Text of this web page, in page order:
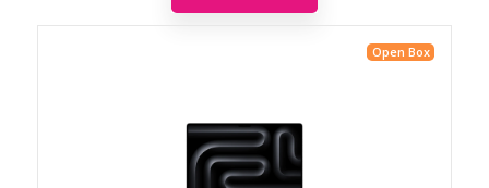
Open Box